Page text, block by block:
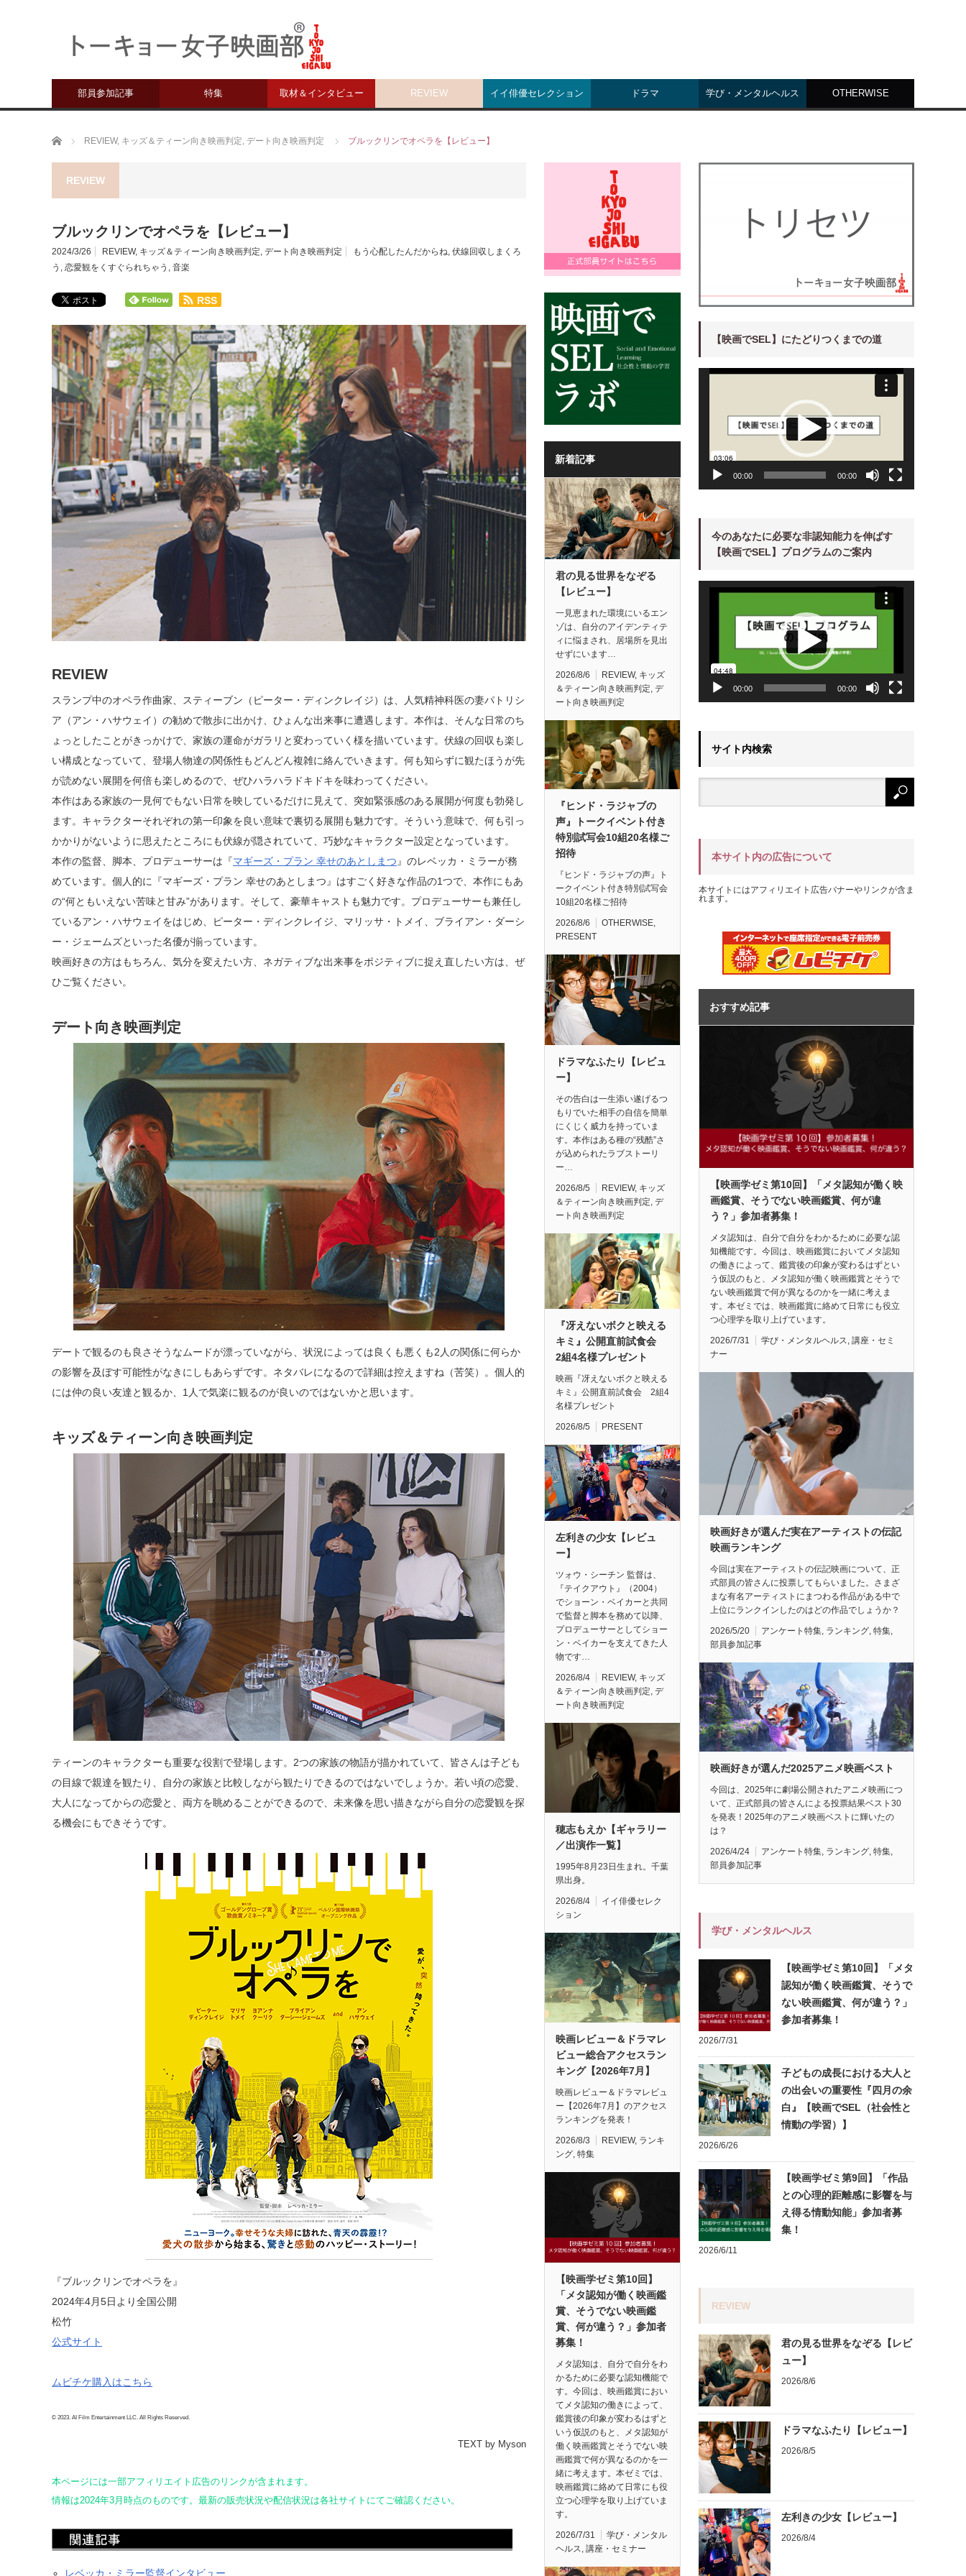
部員参加記事 特集 取材＆インタビュー REVIEW イイ俳優セレクション ドラマ 学び・メンタルヘルス OTHERWISE
ホーム REVIEW, キッズ＆ティーン向き映画判定, デート向き映画判定 ブルックリンでオペラを【レビュー】
REVIEW
ブルックリンでオペラを【レビュー】
2024/3/26 REVIEW, キッズ＆ティーン向き映画判定, デート向き映画判定 もう心配したんだからね, 伏線回収しまくろ
う , 恋愛観をくすぐられちゃう , 音楽
RSS
REVIEW
スランプ中のオペラ作曲家、スティーブン（ピーター・ディンクレイジ）は、人気精神科医の妻パトリシ
ア（アン・ハサウェイ）の勧めで散歩に出かけ、ひょんな出来事に遭遇します。本作は、そんな日常のち
ょっとしたことがきっかけで、家族の運命がガラリと変わっていく様を描いています。伏線の回収も楽し
い構成となっていて、登場人物達の関係性もどんどん複雑に絡んでいきます。何も知らずに観たほうが先
が読めない展開を何倍も楽しめるので、ぜひハラハラドキドキを味わってください。
本作はある家族の一見何でもない日常を映しているだけに見えて、突如緊張感のある展開が何度も勃発し
ます。キャラクターそれぞれの第一印象を良い意味で裏切る展開も魅力です。そういう意味で、何も引っ
かかりがないように思えたところにも伏線が隠されていて、巧妙なキャラクター設定となっています。
本作の監督、脚本、プロデューサーは『マギーズ・プラン 幸せのあとしまつ 』のレベッカ・ミラーが務
めています。個人的に『マギーズ・プラン 幸せのあとしまつ』はすごく好きな作品の1つで、本作にもあ
の“何ともいえない苦味と甘み”があります。そして、豪華キャストも魅力です。プロデューサーも兼任し
ているアン・ハサウェイをはじめ、ピーター・ディンクレイジ、マリッサ・トメイ、ブライアン・ダーシ
ー・ジェームズといった名優が揃っています。
映画好きの方はもちろん、気分を変えたい方、ネガティブな出来事をポジティブに捉え直したい方は、ぜ
ひご覧ください。
デート向き映画判定
デートで観るのも良さそうなムードが漂っていながら、状況によっては良くも悪くも2人の関係に何らか
の影響を及ぼす可能性がなきにしもあらずです。ネタバレになるので詳細は控えますね（苦笑）。個人的
には仲の良い友達と観るか、1人で気楽に観るのが良いのではないかと思います。
キッズ＆ティーン向き映画判定
ティーンのキャラクターも重要な役割で登場します。2つの家族の物語が描かれていて、皆さんは子ども
の目線で親達を観たり、自分の家族と比較しながら観たりできるのではないでしょうか。若い頃の恋愛、
大人になってからの恋愛と、両方を眺めることができるので、未来像を思い描きながら自分の恋愛観を探
る機会にもできそうです。
『ブルックリンでオペラを』
2024年4月5日より全国公開
松竹
公式サイト
ムビチケ購入はこちら
© 2023. AI Film Entertainment LLC. All Rights Reserved.
TEXT by Myson
本ページには一部アフィリエイト広告のリンクが含まれます。
情報は2024年3月時点のものです。最新の販売状況や配信状況は各社サイトにてご確認ください。
レベッカ・ミラー監督インタビュー
新着記事
君の見る世界をなぞる
【レビュー】
一見恵まれた環境にいるエン
ゾは、自分のアイデンティテ
ィに悩まされ、居場所を見出
せずにいます…
2026/8/6 REVIEW, キッズ
＆ティーン向き映画判定 デ
ート向き映画判定
『ヒンド・ラジャブの
声』トークイベント付き
特別試写会10組20名様ご
招待
『ヒンド・ラジャブの声』ト
ークイベント付き特別試写会
10組20名様ご招待
2026/8/6 OTHERWISE,
PRESENT
ドラマなふたり【レビュ
ー】
その告白は一生添い遂げるつ
もりでいた相手の自信を簡単
にくじく威力を持っていま
す。本作はある種の“残酷”さ
が込められたラブストーリ
ー…
2026/8/5 REVIEW, キッズ
＆ティーン向き映画判定 デ
ート向き映画判定
『冴えないボクと映える
キミ』公開直前試食会
2組4名様プレゼント
映画『冴えないボクと映える
キミ』公開直前試食会 2組4
名様プレゼント
2026/8/5 PRESENT
左利きの少女【レビュ
ー】
ツォウ・シーチン 監督は、
『テイクアウト』（2004）
でショーン・ベイカーと共同
で監督と脚本を務めて以降、
プロデューサーとしてショー
ン・ベイカーを支えてきた人
物です…
2026/8/4 REVIEW, キッズ
＆ティーン向き映画判定 デ
ート向き映画判定
穂志もえか【ギャラリー
／出演作一覧】
1995年8月23日生まれ。千葉
県出身。
2026/8/4
イイ俳優セレク
ション
映画レビュー＆ドラマレ
ビュー総合アクセスラン
キング【2026年7月】
映画レビュー＆ドラマレビュ
ー【2026年7月】のアクセス
ランキングを発表！
2026/8/3 REVIEW, ランキ
ング, 特集
【映画学ゼミ第10回】
「メタ認知が働く映画鑑
賞、そうでない映画鑑
賞、何が違う？」参加者
募集！
メタ認知は、自分で自分をわ
かるために必要な認知機能で
す。今回は、映画鑑賞におい
てメタ認知の働きによって、
鑑賞後の印象が変わるはずと
いう仮説のもと、メタ認知が
働く映画鑑賞とそうでない映
画鑑賞で何が異なるのかを一
緒に考えます。本ゼミでは、
映画鑑賞に絡めて日常にも役
立つ心理学を取り上げていま
す。
2026/7/31
学び・メンタル
ヘルス 講座・セミナー
【映画でSEL】にたどりつくまでの道
00:00 00:00
今のあなたに必要な非認知能力を伸ばす
【映画でSEL】プログラムのご案内
動
00:00 00:00
サイト内検索
本サイト内の広告について
本サイトにはアフィリエイト広告バナーやリンクが含ま
れます。
おすすめ記事
【映画学ゼミ第10回】「メタ認知が働く映
画鑑賞、そうでない映画鑑賞、何が違
う？」参加者募集！
メタ認知は、自分で自分をわかるために必要な認
知機能です。今回は、映画鑑賞においてメタ認知
の働きによって、鑑賞後の印象が変わるはずとい
う仮説のもと、メタ認知が働く映画鑑賞とそうで
ない映画鑑賞で何が異なるのかを一緒に考えま
す。本ゼミでは、映画鑑賞に絡めて日常にも役立
つ心理学を取り上げています。
2026/7/31 学び・メンタルヘルス, 講座・セミ
ナー
映画好きが選んだ実在アーティストの伝記
映画ランキング
今回は実在アーティストの伝記映画について、正
式部員の皆さんに投票してもらいました。さまざ
まな有名アーティストにまつわる作品がある中で
上位にランクインしたのはどの作品でしょうか？
2026/5/20 アンケート特集, ランキング, 特集,
部員参加記事
映画好きが選んだ2025アニメ映画ベスト
今回は、2025年に劇場公開されたアニメ映画につ
いて、正式部員の皆さんによる投票結果ベスト30
を発表！2025年のアニメ映画ベストに輝いたの
は？
2026/4/24 アンケート特集, ランキング, 特集,
部員参加記事
学び・メンタルヘルス
【映画学ゼミ第10回】「メタ
認知が働く映画鑑賞、そうで
ない映画鑑賞、何が違う？」
参加者募集！
2026/7/31
子どもの成長における大人と
の出会いの重要性『四月の余
白』【映画でSEL（社会性と
情動の学習）】
2026/6/26
【映画学ゼミ第9回】「作品
との心理的距離感に影響を与
え得る情動知能」参加者募
集！
2026/6/11
REVIEW
君の見る世界をなぞる【レビ
ュー】
2026/8/6
ドラマなふたり【レビュー】
2026/8/5
左利きの少女【レビュー】
2026/8/4